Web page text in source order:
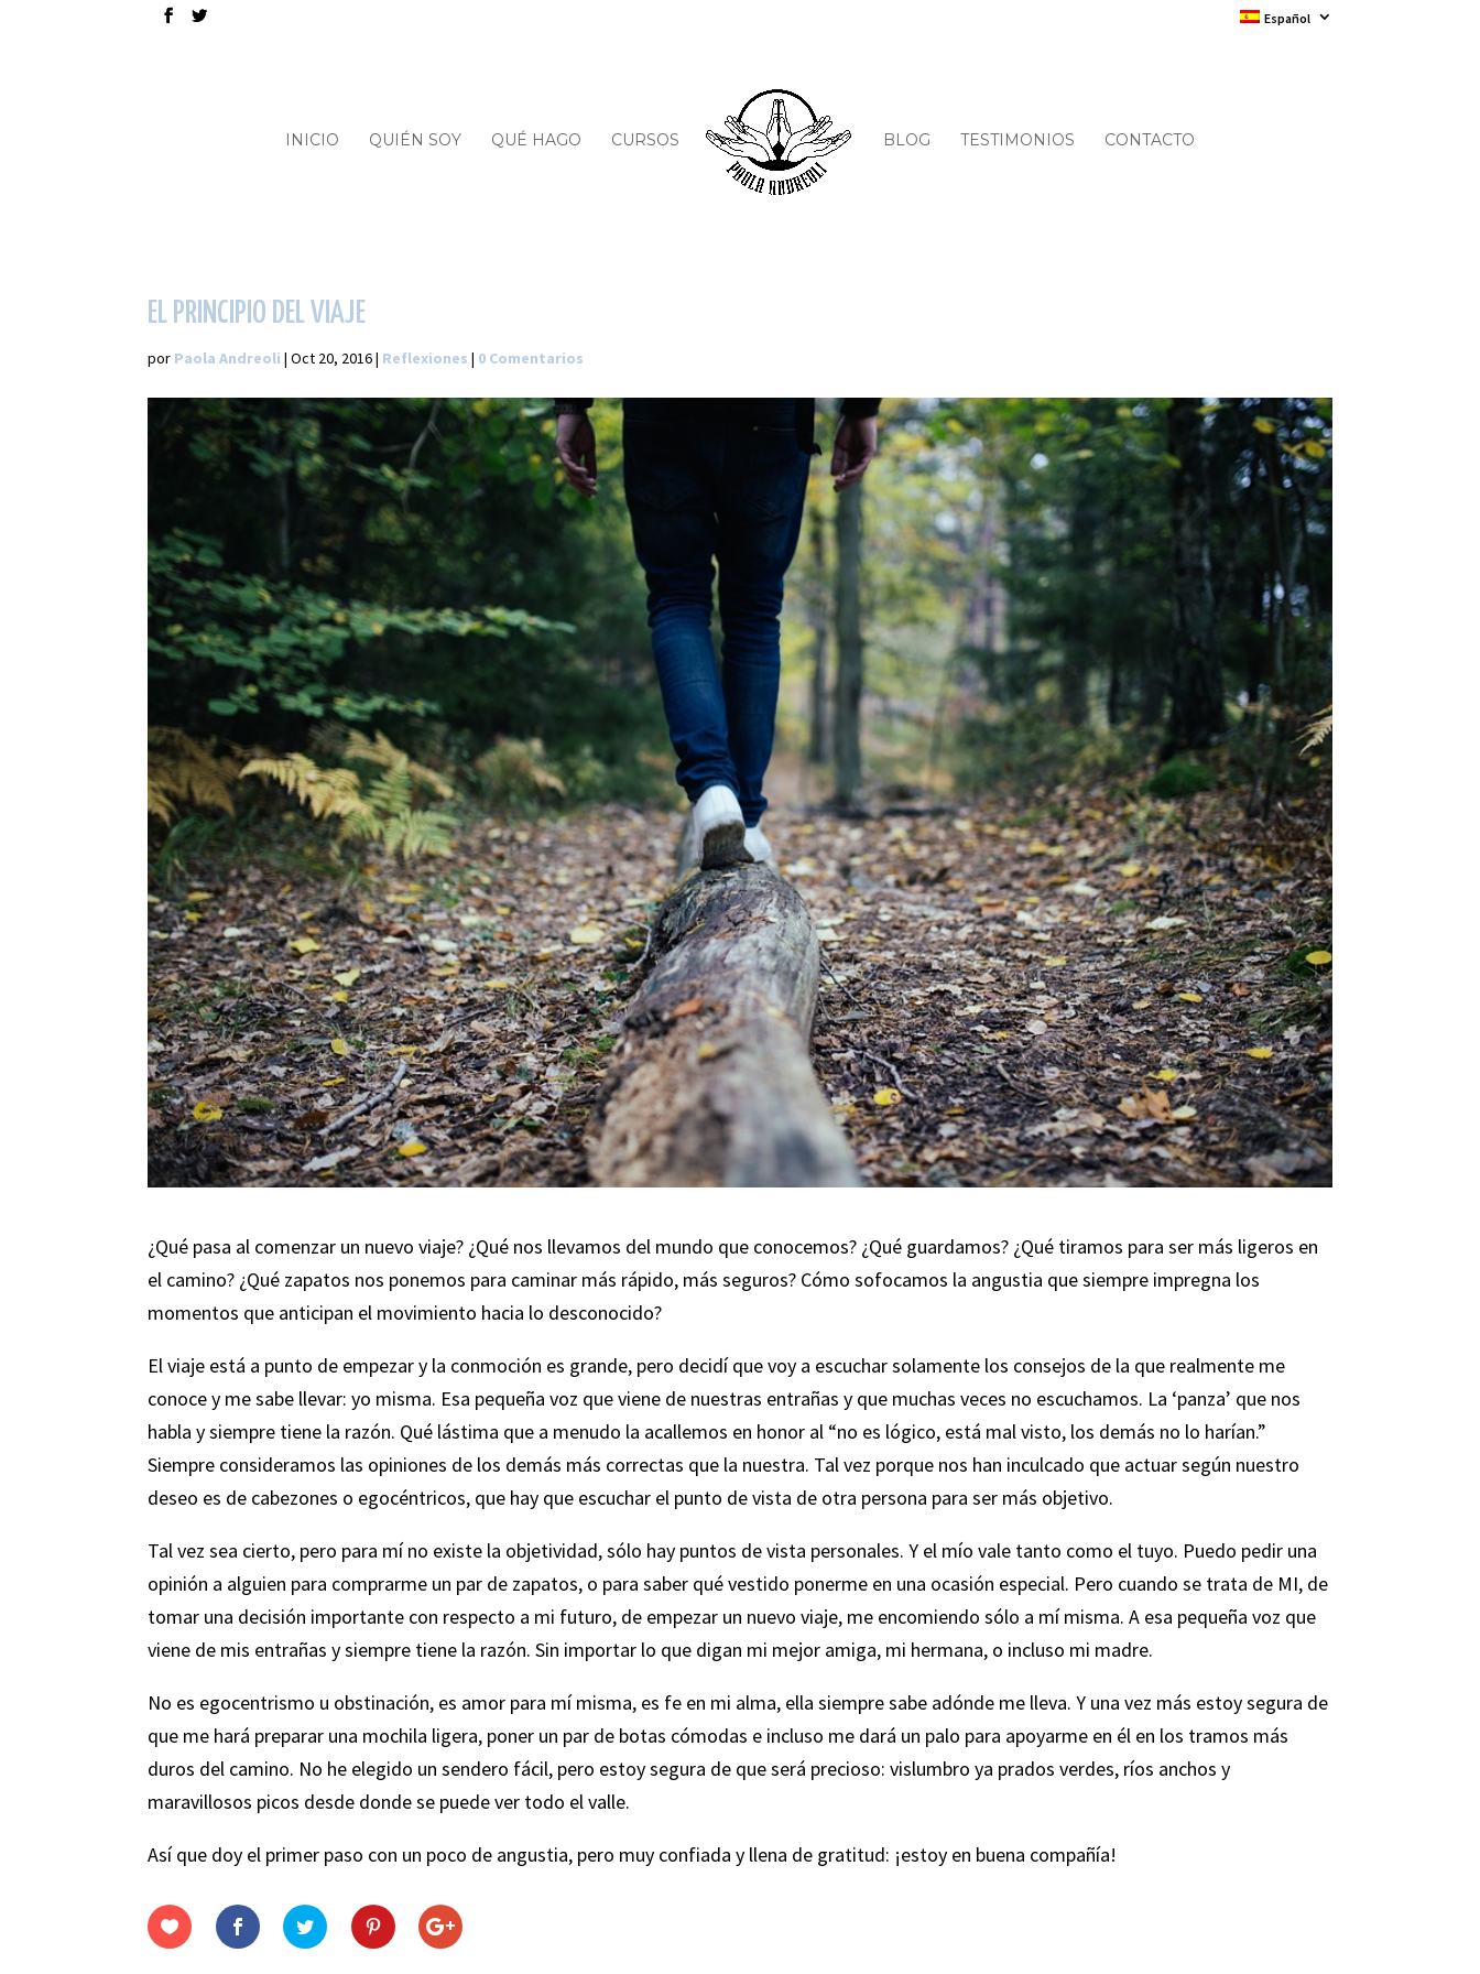
Español
INICIO QUIÉN SOY QUÉ HAGO CURSOS BLOG TESTIMONIOS CONTACTO
EL PRINCIPIO DEL VIAJE
por Paola Andreoli |Oct 20, 2016| Reflexiones | 0 Comentarios
¿Qué pasa al comenzar un nuevo viaje? ¿Qué nos llevamos del mundo que conocemos? ¿Qué guardamos? ¿Qué tiramos para ser más ligeros en
el camino? ¿Qué zapatos nos ponemos para caminar más rápido, más seguros? Cómo sofocamos la angustia que siempre impregna los
momentos que anticipan el movimiento hacia lo desconocido?
El viaje está a punto de empezar y la conmoción es grande, pero decidí que voy a escuchar solamente los consejos de la que realmente me
conoce y me sabe llevar: yo misma. Esa pequeña voz que viene de nuestras entrañas y que muchas veces no escuchamos. La ‘panza’ que nos
habla y siempre tiene la razón. Qué lástima que a menudo la acallemos en honor al “no es lógico, está mal visto, los demás no lo harían.”
Siempre consideramos las opiniones de los demás más correctas que la nuestra. Tal vez porque nos han inculcado que actuar según nuestro
deseo es de cabezones o egocéntricos, que hay que escuchar el punto de vista de otra persona para ser más objetivo.
Tal vez sea cierto, pero para mí no existe la objetividad, sólo hay puntos de vista personales. Y el mío vale tanto como el tuyo. Puedo pedir una
opinión a alguien para comprarme un par de zapatos, o para saber qué vestido ponerme en una ocasión especial. Pero cuando se trata de MI, de
tomar una decisión importante con respecto a mi futuro, de empezar un nuevo viaje, me encomiendo sólo a mí misma. A esa pequeña voz que
viene de mis entrañas y siempre tiene la razón. Sin importar lo que digan mi mejor amiga, mi hermana, o incluso mi madre.
No es egocentrismo u obstinación, es amor para mí misma, es fe en mi alma, ella siempre sabe adónde me lleva. Y una vez más estoy segura de
que me hará preparar una mochila ligera, poner un par de botas cómodas e incluso me dará un palo para apoyarme en él en los tramos más
duros del camino. No he elegido un sendero fácil, pero estoy segura de que será precioso: vislumbro ya prados verdes, ríos anchos y
maravillosos picos desde donde se puede ver todo el valle.
Así que doy el primer paso con un poco de angustia, pero muy confiada y llena de gratitud: ¡estoy en buena compañía!